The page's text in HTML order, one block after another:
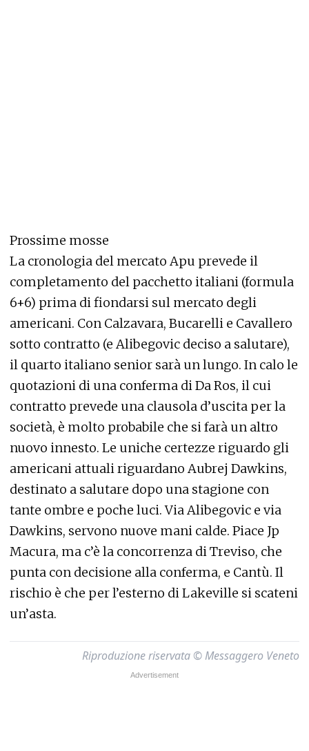
Prossime mosse
La cronologia del mercato Apu prevede il
completamento del pacchetto italiani (formula
6+6) prima di fiondarsi sul mercato degli
americani. Con Calzavara, Bucarelli e Cavallero
sotto contratto (e Alibegovic deciso a salutare),
il quarto italiano senior sarà un lungo. In calo le
quotazioni di una conferma di Da Ros, il cui
contratto prevede una clausola d’uscita per la
società, è molto probabile che si farà un altro
nuovo innesto. Le uniche certezze riguardo gli
americani attuali riguardano Aubrej Dawkins,
destinato a salutare dopo una stagione con
tante ombre e poche luci. Via Alibegovic e via
Dawkins, servono nuove mani calde. Piace Jp
Macura, ma c’è la concorrenza di Treviso, che
punta con decisione alla conferma, e Cantù. Il
rischio è che per l’esterno di Lakeville si scateni
un’asta.
Riproduzione riservata © Messaggero Veneto